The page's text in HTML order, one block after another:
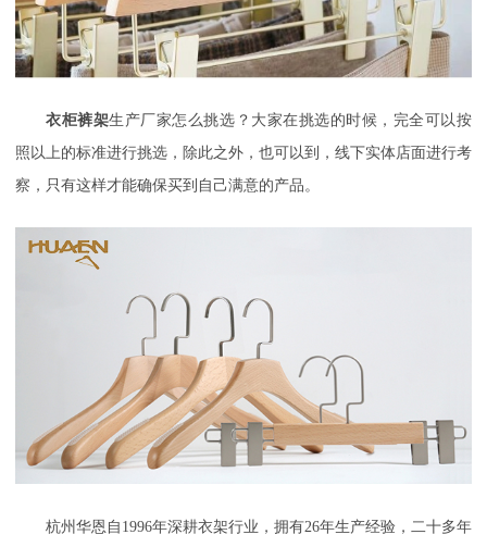
衣柜裤架生产厂家怎么挑选？大家在挑选的时候，完全可以按
照以上的标准进行挑选，除此之外，也可以到，线下实体店面进行考
察，只有这样才能确保买到自己满意的产品。
杭州华恩自 1996年深耕衣架行业，拥有26年生产经验，二十多年